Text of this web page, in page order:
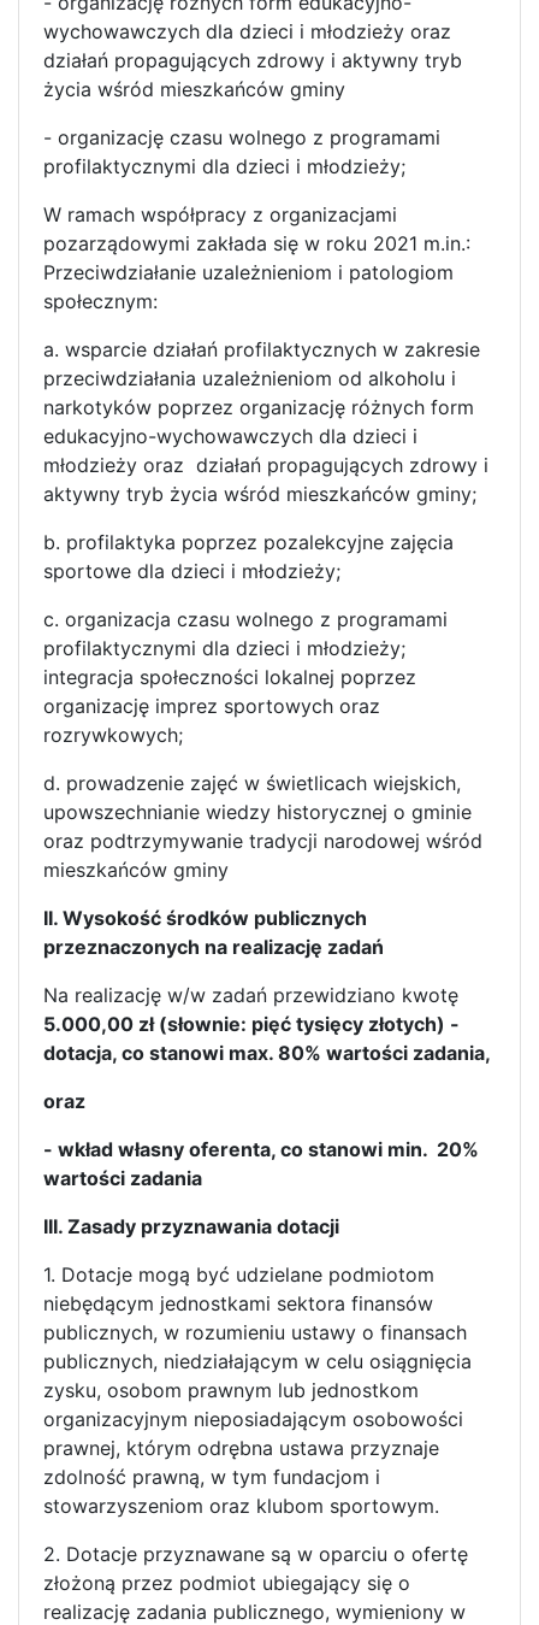
wychowawczych dla dzieci i młodzieży oraz
działań propagujących zdrowy i aktywny tryb
życia wśród mieszkańców gminy
- organizację czasu wolnego z programami
profilaktycznymi dla dzieci i młodzieży;
W ramach współpracy z organizacjami
pozarządowymi zakłada się w roku 2021 m.in.:
Przeciwdziałanie uzależnieniom i patologiom
społecznym:
a. wsparcie działań profilaktycznych w zakresie
przeciwdziałania uzależnieniom od alkoholu i
narkotyków poprzez organizację różnych form
edukacyjno-wychowawczych dla dzieci i
młodzieży oraz działań propagujących zdrowy i
aktywny tryb życia wśród mieszkańców gminy;
b. profilaktyka poprzez pozalekcyjne zajęcia
sportowe dla dzieci i młodzieży;
c. organizacja czasu wolnego z programami
profilaktycznymi dla dzieci i młodzieży;
integracja społeczności lokalnej poprzez
organizację imprez sportowych oraz
rozrywkowych;
d. prowadzenie zajęć w świetlicach wiejskich,
upowszechnianie wiedzy historycznej o gminie
oraz podtrzymywanie tradycji narodowej wśród
mieszkańców gminy
II. Wysokość środków publicznych
przeznaczonych na realizację zadań
Na realizację w/w zadań przewidziano kwotę
5.000,00 zł (słownie: pięć tysięcy złotych) -
dotacja, co stanowi max. 80% wartości zadania,
oraz
- wkład własny oferenta, co stanowi min. 20%
wartości zadania
III. Zasady przyznawania dotacji
1. Dotacje mogą być udzielane podmiotom
niebędącym jednostkami sektora finansów
publicznych, w rozumieniu ustawy o finansach
publicznych, niedziałającym w celu osiągnięcia
zysku, osobom prawnym lub jednostkom
organizacyjnym nieposiadającym osobowości
prawnej, którym odrębna ustawa przyznaje
zdolność prawną, w tym fundacjom i
stowarzyszeniom oraz klubom sportowym.
2. Dotacje przyznawane są w oparciu o ofertę
złożoną przez podmiot ubiegający się o
realizację zadania publicznego, wymieniony w